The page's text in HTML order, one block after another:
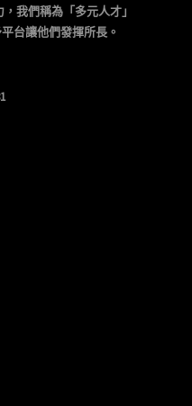
我們稱為「多元人才」
平台讓他們發揮所長。